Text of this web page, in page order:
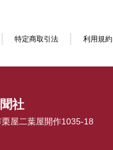
特定商取引法 利用規約
社
屋二葉屋開作1035-18